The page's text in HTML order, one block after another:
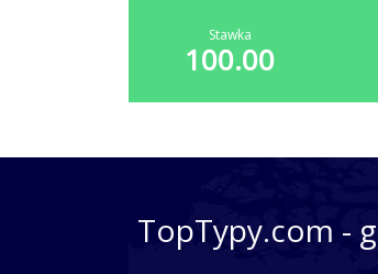
Stawka
100.00
TopTypy.com -